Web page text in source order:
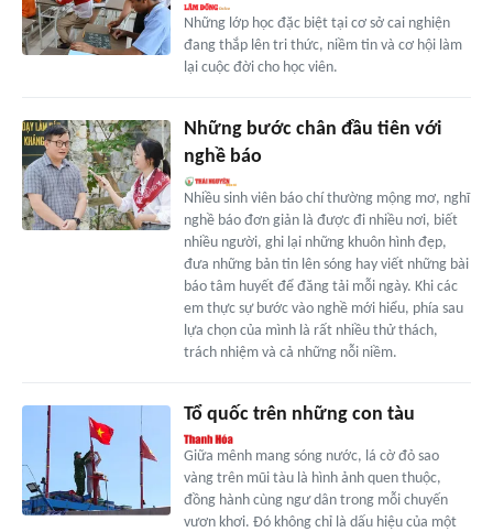
Những lớp học đặc biệt tại cơ sở cai nghiện
đang thắp lên tri thức, niềm tin và cơ hội làm
lại cuộc đời cho học viên.
Những bước chân đầu tiên với
nghề báo
Nhiều sinh viên báo chí thường mộng mơ, nghĩ
nghề báo đơn giản là được đi nhiều nơi, biết
nhiều người, ghi lại những khuôn hình đẹp,
đưa những bản tin lên sóng hay viết những bài
báo tâm huyết để đăng tải mỗi ngày. Khi các
em thực sự bước vào nghề mới hiểu, phía sau
lựa chọn của mình là rất nhiều thử thách,
trách nhiệm và cả những nỗi niềm.
Tổ quốc trên những con tàu
Giữa mênh mang sóng nước, lá cờ đỏ sao
vàng trên mũi tàu là hình ảnh quen thuộc,
đồng hành cùng ngư dân trong mỗi chuyến
vươn khơi. Đó không chỉ là dấu hiệu của một